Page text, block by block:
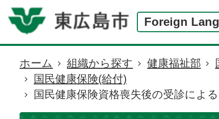
Foreign
現
在
の
位
ホーム 組織から探す 健康福祉部
国民健康保険(給付)
国民健康保険資格喪失後の受診によ